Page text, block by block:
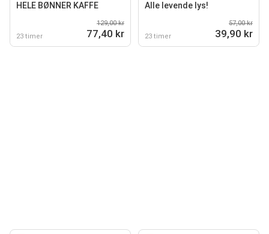
HELE BØNNER KAFFE
23 timer
129,00 kr
77,40 kr
Alle levende lys!
23 timer
57,00 kr
39,90 kr